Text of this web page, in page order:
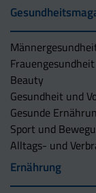
Frauengesundheit
Beauty
Gesundheit und
Gesunde
Sport und
Alltags- und
Ernährung